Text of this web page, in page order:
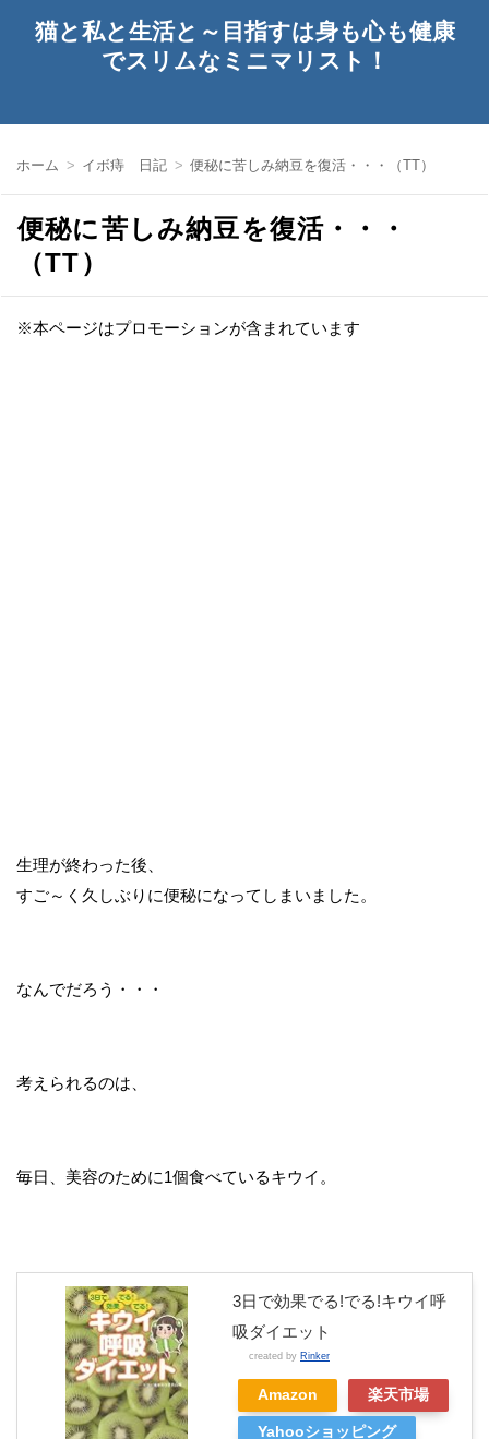
猫と私と生活と～目指すは身も心も健康
でスリムなミニマリスト！
ホーム イボ痔 日記 便秘に苦しみ納豆を復活・・・（TT）
便秘に苦しみ納豆を復活・・・
（TT）
※本ページはプロモーションが含まれています
生理が終わった後、
すご～く久しぶりに便秘になってしまいました。
なんでだろう・・・
考えられるのは、
毎日、美容のために1個食べているキウイ。
3日で効果でる!でる!キウイ呼
吸ダイエット
created by Rinker
Amazon 楽天市場
Yahooショッピング